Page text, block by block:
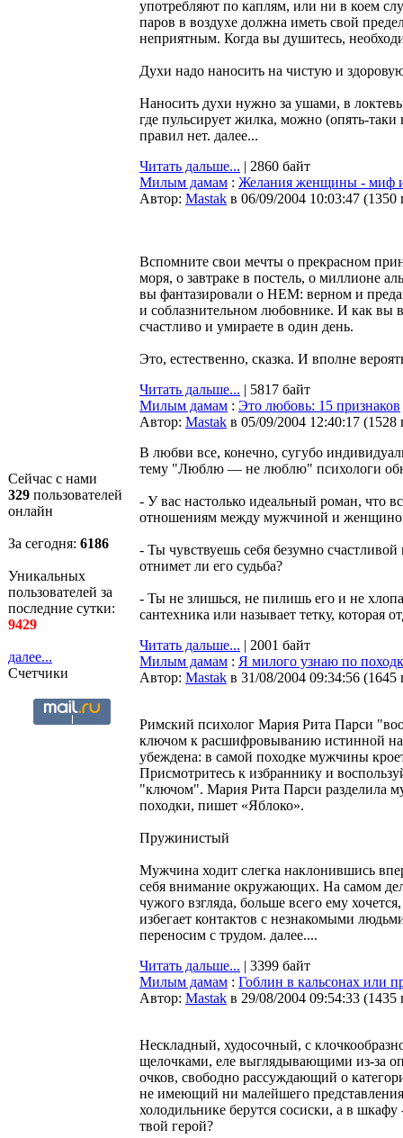
Сейчас с нами
329 пользователей
онлайн
За сегодня: 6186
Уникальных
пользователей за
последние сутки:
9429
далее...
Счетчики
употребляют по каплям, или ни в коем
паров в воздухе должна иметь свой
неприятным. Когда вы душитесь,
Духи надо наносить на чистую и
Наносить духи нужно за ушами, в
где пульсирует жилка, можно (опять-
правил нет. далее...
Читать дальше... | 2860 байт
Милым дамам : Желания женщины - миф
Автор: Мastak в 06/09/2004 10:03:47 (1350
Вспомните свои мечты о прекрасном
моря, о завтраке в постель, о миллионе
вы фантазировали о НЕМ: верном и
и соблазнительном любовнике. И как вы
счастливо и умираете в один день.
Это, естественно, сказка. И вполне
Читать дальше... | 5817 байт
Милым дамам : Это любовь: 15 признаков
Автор: Мastak в 05/09/2004 12:40:17 (1528
В любви все, конечно, сугубо
тему "Люблю — не люблю" психологи
- У вас настолько идеальный роман, что
отношениям между мужчиной и
- Ты чувствуешь себя безумно
отнимет ли его судьба?
- Ты не злишься, не пилишь его и не
сантехника или называет тетку, которая
Читать дальше... | 2001 байт
Милым дамам : Я милого узнаю по
Автор: Мastak в 31/08/2004 09:34:56 (1645
Римский психолог Мария Рита Парси
ключом к расшифровыванию истинной
убеждена: в самой походке мужчины
Присмотритесь к избраннику и
"ключом". Мария Рита Парси разделила
походки, пишет «Яблоко».
Пружинистый
Мужчина ходит слегка наклонившись
себя внимание окружающих. На самом
чужого взгляда, больше всего ему
избегает контактов с незнакомыми
переносим с трудом. далее....
Читать дальше... | 3399 байт
Милым дамам : Гоблин в кальсонах или
Автор: Мastak в 29/08/2004 09:54:33 (1435
Нескладный, худосочный, с
щелочками, еле выглядывающими из-за
очков, свободно рассуждающий о
не имеющий ни малейшего
холодильнике берутся сосиски, а в
твой герой?